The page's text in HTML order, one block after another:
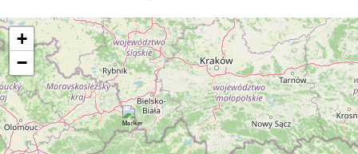
+
−